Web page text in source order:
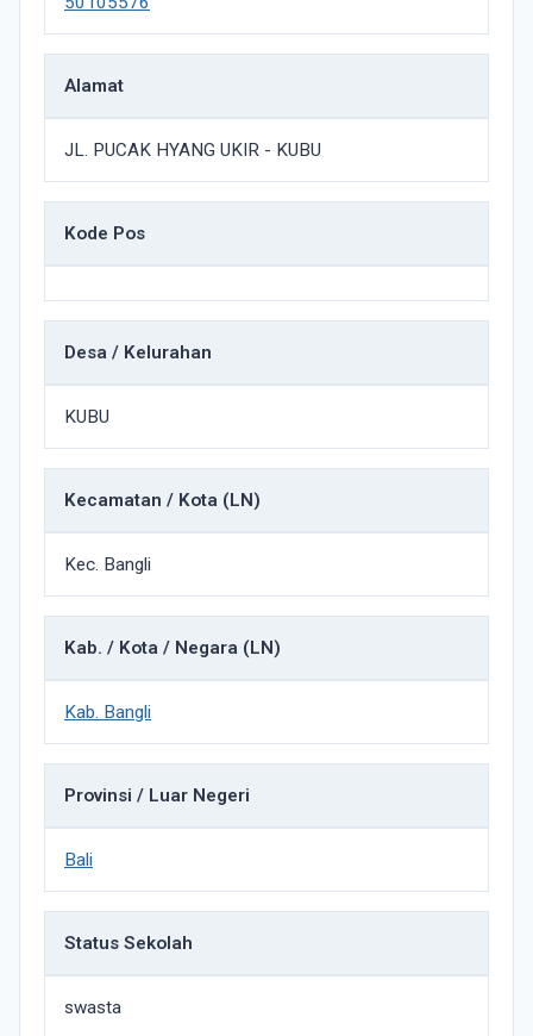
Alamat
JL. PUCAK HYANG UKIR - KUBU
Kode Pos
Desa / Kelurahan
KUBU
Kecamatan / Kota (LN)
Kec. Bangli
Kab. / Kota / Negara (LN)
Kab. Bangli
Provinsi / Luar Negeri
Bali
Status Sekolah
swasta